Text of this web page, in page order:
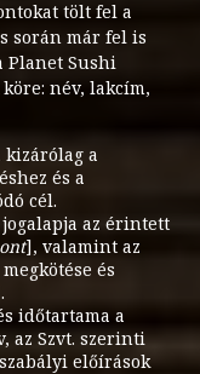
tölt fel a
során már fel is
Planet Sushi
név, lakcím,
kizárólag a
és a
cél.
jogalapja az érintett
], valamint az
és
időtartama a
az Szvt. szerinti
előírások